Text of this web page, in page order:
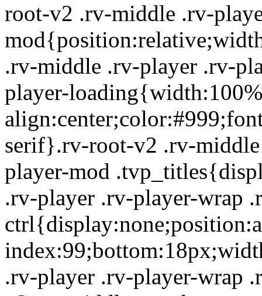
root-v2 .rv-middle .rv-
.rv-middle .rv-player .rv-
player-
serif}.rv-root-v2 .rv-
player-mod
.rv-player .rv-player-wrap
.rv-player .rv-player-wrap